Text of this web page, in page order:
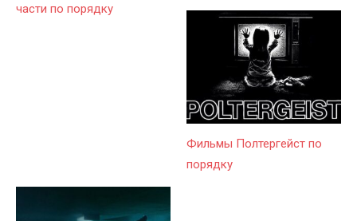
части по порядку
Фильмы Полтергейст по
порядку